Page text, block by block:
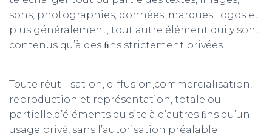
sons, photographies, données, marques, logos et
plus généralement, tout autre élément qui y sont
contenus qu’à des ﬁns strictement privées.
Toute réutilisation, diffusion,commercialisation,
reproduction et représentation, totale ou
partielle,d’éléments du site à d’autres ﬁns qu’un
usage privé, sans l’autorisation préalable